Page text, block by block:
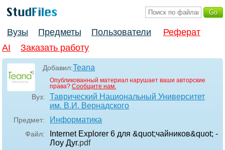
Вузы Предметы Пользователи
Реферат
AI
Заказать работу
Добавил:Teana
Опубликованный материал нарушает ваши авторские
права? Сообщите нам.
Вуз:
Таврический Национальный Университет
им. В.И. Вернадского
Предмет: Информатика
Файл:
Internet Explorer 6 для &quot;чайников&quot; -
Лоу Дуг.pdf